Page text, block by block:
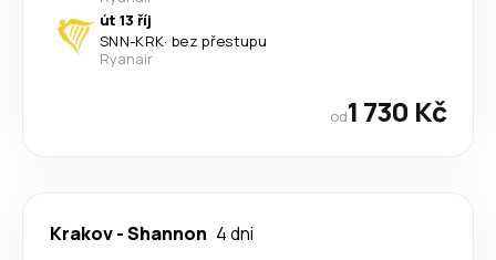
út 13 říj
SNN-KRK· bez přestupu
Ryanair
od1 730 Kč
Krakov-Shannon 4 dni